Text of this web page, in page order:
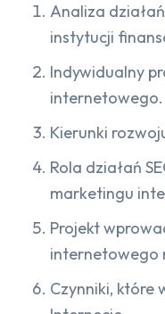
Analiza
instytucji
Indywidualny
internetowego.
Kierunki
Rola działań
marketingu
Projekt
internetowego
Czynniki, które